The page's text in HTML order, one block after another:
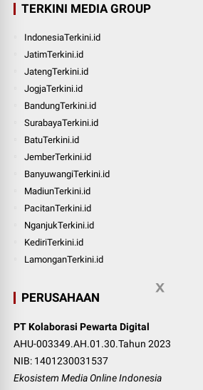
TERKINI MEDIA GROUP
IndonesiaTerkini.id
JatimTerkini.id
JatengTerkini.id
JogjaTerkini.id
BandungTerkini.id
SurabayaTerkini.id
BatuTerkini.id
JemberTerkini.id
BanyuwangiTerkini.id
MadiunTerkini.id
PacitanTerkini.id
NganjukTerkini.id
KediriTerkini.id
LamonganTerkini.id
PERUSAHAAN
PT Kolaborasi Pewarta Digital
AHU-003349.AH.01.30.Tahun 2023
NIB: 1401230031537
Ekosistem Media Online Indonesia